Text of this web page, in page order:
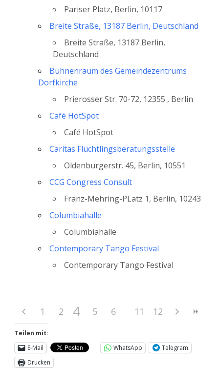
Pariser Platz, Berlin, 10117
Breite Straße, 13187 Berlin, Deutschland
Breite Straße, 13187 Berlin,
Deutschland
Bühnenraum des Gemeindezentrums
Dorfkirche
Prierosser Str. 70-72, 12355 , Berlin
Café HotSpot
Café HotSpot
Caritas Flüchtlingsberatungsstelle
Oldenburgerstr. 45, Berlin, 10551
CCG Congress Consult
Franz-Mehring-PLatz 1, Berlin, 10243
Columbiahalle
Columbiahalle
Contemporary Tango Festival
Contemporary Tango Festival
1 2 3
4 5 6 11 12
Teilen mit:
E-Mail
WhatsApp
Telegram
Drucken